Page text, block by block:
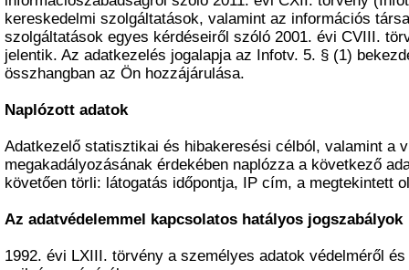
kereskedelmi szolgáltatások, valamint az információs
szolgáltatások egyes kérdéseiről szóló 2001. évi CVIII.
jelentik. Az adatkezelés jogalapja az Infotv. 5. § (1)
összhangban az Ön hozzájárulása.
Naplózott adatok
Adatkezelő statisztikai és hibakeresési célból, valamint a
megakadályozásának érdekében naplózza a következő
követően törli: látogatás időpontja, IP cím, a megtekintett
Az adatvédelemmel kapcsolatos hatályos jogszabályok
1992. évi LXIII. törvény a személyes adatok védelméről